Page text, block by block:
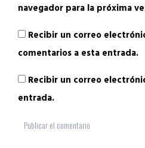
navegador para la próxima
Recibir un correo
comentarios a esta entrada.
Recibir un correo
entrada.